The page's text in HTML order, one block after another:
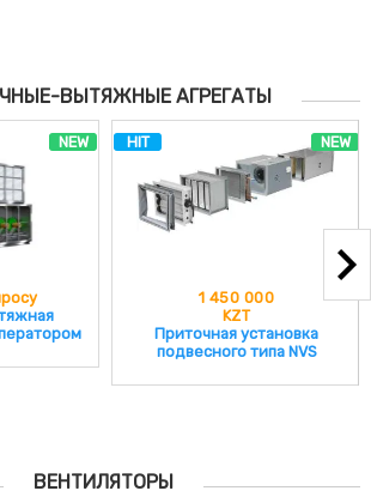
ВЫТЯЖНЫЕ АГРЕГАТЫ
NEW NEW
HIT
1 450 000
KZT
Приточная установка
подвесного типа NVS
ВЕНТИЛЯТОРЫ